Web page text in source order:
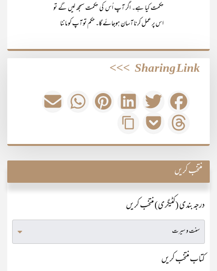
حکمت کیا ہے۔ اگر آپ اُس کی حکمت سمجھ لیں گے تو
اس پر عمل کرنا آسان ہوجائے گا۔ حکم تو آپ کو ماننا
Sharing Link
>>>
منتخب کریں
درجہ بندی (کٹیگری) منتخب کریں
کتاب منتخب کریں